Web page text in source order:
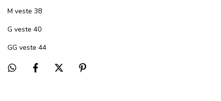
M veste 38
G veste 40
GG veste 44